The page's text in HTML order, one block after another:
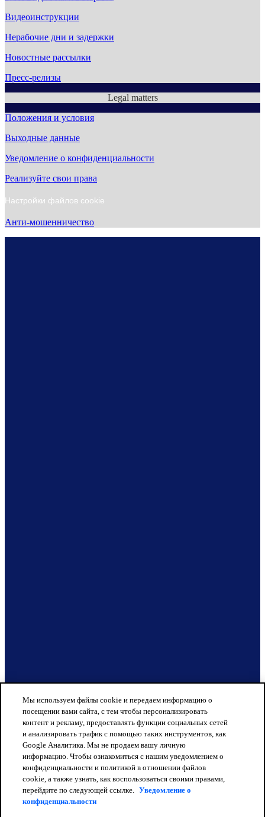
Видеоинструкции
Нерабочие дни и задержки
Новостные рассылки
Пресс-релизы
Legal matters
Положения и условия
Выходные данные
Уведомление о конфиденциальности
Реализуйте свои права
Настройки файлов cookie
Анти-мошенничество
Мы используем файлы cookie и передаем информацию о
посещении вами сайта, с тем чтобы персонализировать
контент и рекламу, предоставлять функции социальных сетей
и анализировать трафик с помощью таких инструментов, как
Google Аналитика. Мы не продаем вашу личную
информацию. Чтобы ознакомиться с нашим уведомлением о
конфиденциальности и политикой в отношении файлов
cookie, а также узнать, как воспользоваться своими правами,
перейдите по следующей ссылке. Уведомление о
конфиденциальности